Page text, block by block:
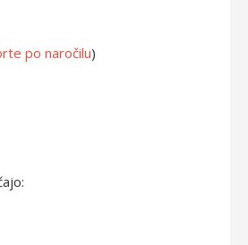
po naročilu)